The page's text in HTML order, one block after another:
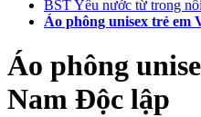
BST Yêu nước từ trong nôi
Áo phông unisex trẻ em
Áo phông
Nam Độc lập